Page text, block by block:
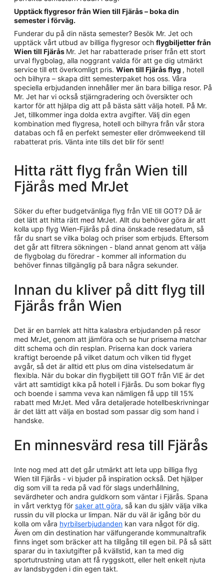
Upptäck flygresor från Wien till Fjärås – boka din
semester i förväg.
Funderar du på din nästa semester? Besök Mr. Jet och
upptäck vårt utbud av billiga flygresor och flygbiljetter från
Wien till Fjärås Mr. Jet har rabatterade priser från ett stort
urval flygbolag, alla noggrant valda för att ge dig utmärkt
service till ett överkomligt pris. Wien till Fjärås flyg , hotell
och bilhyra – skapa ditt semesterpaket hos oss. Våra
speciella erbjudanden innehåller mer än bara billiga resor. På
Mr. Jet har vi också stjärngradering och översikter och
kartor för att hjälpa dig att på bästa sätt välja hotell. På Mr.
Jet, tillkommer inga dolda extra avgifter. Välj din egen
kombination med flygresa, hotell och bilhyra från vår stora
databas och få en perfekt semester eller drömweekend till
rabatterat pris. Vänta inte tills det blir för sent!
Hitta rätt flyg från Wien till
Fjärås med MrJet
Söker du efter budgetvänliga flyg från VIE till GOT? Då är
det lätt att hitta rätt med MrJet. Allt du behöver göra är att
kolla upp flyg Wien-Fjärås på dina önskade resedatum, så
får du snart se vilka bolag och priser som erbjuds. Eftersom
det går att filtrera sökningen - bland annat genom att välja
de flygbolag du föredrar - kommer all information du
behöver finnas tillgänglig på bara några sekunder.
Innan du kliver på ditt flyg till
Fjärås från Wien
Det är en barnlek att hitta kalasbra erbjudanden på resor
med MrJet, genom att jämföra och se hur priserna matchar
ditt schema och din resplan. Priserna kan dock variera
kraftigt beroende på vilket datum och vilken tid flyget
avgår, så det är alltid ett plus om dina vistelsedatum är
flexibla. När du bokar din flygbiljett till GOT från VIE är det
värt att samtidigt kika på hotell i Fjärås. Du som bokar flyg
och boende i samma veva kan nämligen få upp till 15%
rabatt med MrJet. Med våra detaljerade hotellbeskrivningar
är det lätt att välja en bostad som passar dig som hand i
handske.
En minnesvärd resa till Fjärås
Inte nog med att det går utmärkt att leta upp billiga flyg
Wien till Fjärås - vi bjuder på inspiration också. Det hjälper
dig som vill ta reda på vad för slags underhållning,
sevärdheter och andra guldkorn som väntar i Fjärås. Spana
in vårt verktyg för saker att göra, så kan du själv välja vilka
russin du vill plocka ur limpan. När du väl är igång bör du
kolla om våra hyrbilserbjudanden kan vara något för dig.
Även om din destination har välfungerande kommunaltrafik
finns inget som bräcker att ha tillgång till egen bil. På så sätt
sparar du in taxiutgifter på kvällstid, kan ta med dig
sportutrustning utan att få ryggskott, eller helt enkelt njuta
av landsbygden i din egen takt.